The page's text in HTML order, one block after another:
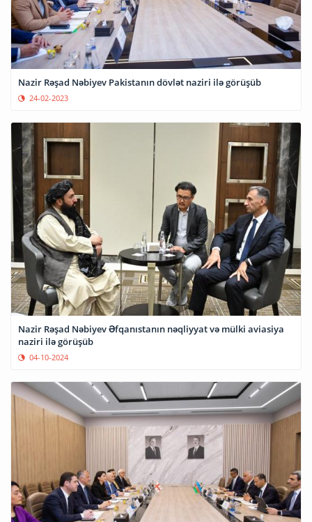
Nazir Rəşad Nəbiyev Pakistanın dövlət naziri ilə görüşüb
24-02-2023
Nazir Rəşad Nəbiyev Əfqanıstanın nəqliyyat və mülki aviasiya
naziri ilə görüşüb
04-10-2024